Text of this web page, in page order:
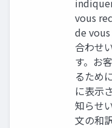
vous
de
合わせ
す。お
るため
に表示
知らせ
文の和